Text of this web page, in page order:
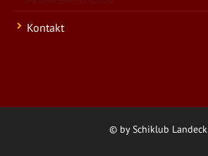
Kontakt
© by Schiklub Landeck